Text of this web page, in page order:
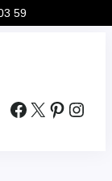
Facebook X Pinterest Instagram
59